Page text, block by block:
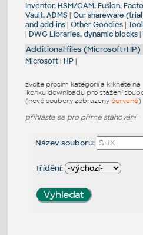
Inventor, HSM/CAM, Fusion,
Vault, ADMS | Our shareware
and add-ins| Other Goodies|
| DWG Libraries, dynamic blocks|
Additional files (Microsoft+HP)
Microsoft| HP|
zvolte prosím kategorii a klikněte na
ikonku downloadu pro stažení
(nové soubory zobrazeny červeně)
přihlaste se pro přímé stahování
Název souboru:
Třídění: